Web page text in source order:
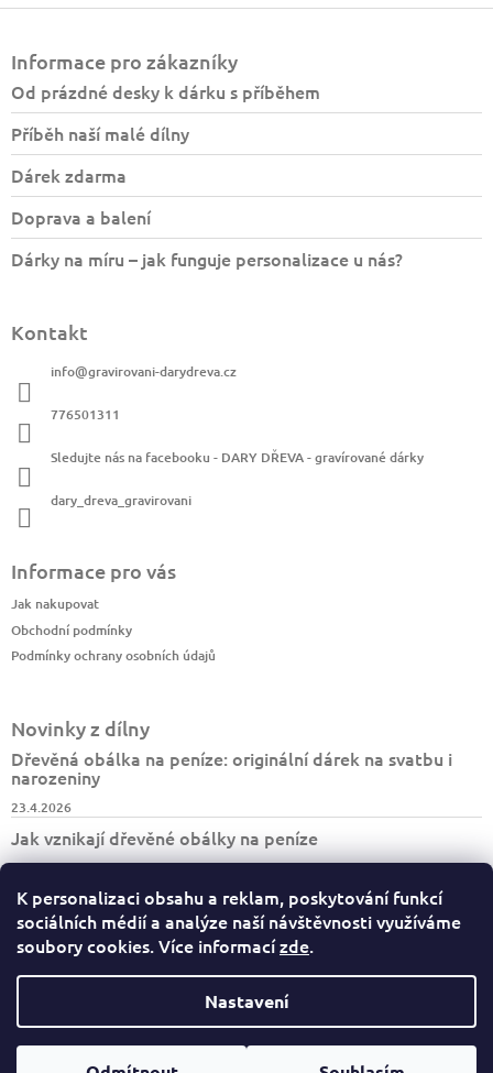
K personalizaci obsahu a reklam, poskytování funkcí
sociálních médií a analýze naší návštěvnosti využíváme
soubory cookies. Více informacízde.
Nastavení
Informace pro zákazníky
Od prázdné desky k dárku s příběhem
Příběh naší malé dílny
Dárek zdarma
Doprava a balení
Dárky na míru – jak funguje personalizace u nás?
Kontakt
info@gravirovani-darydreva.cz
776501311
Sledujte nás na facebooku - DARY DŘEVA - gravírované dárky
dary_dreva_gravirovani
Informace pro vás
Jak nakupovat
Obchodní podmínky
Podmínky ochrany osobních údajů
Novinky z dílny
Dřevěná obálka na peníze: originální dárek na svatbu i
narozeniny
23.4.2026
Jak vznikají dřevěné obálky na peníze
7.4.2026
Jak vzniká turistický deník BESKYDY
30.3.2026
Copyright 2026 . Všechna práva vyhrazena.